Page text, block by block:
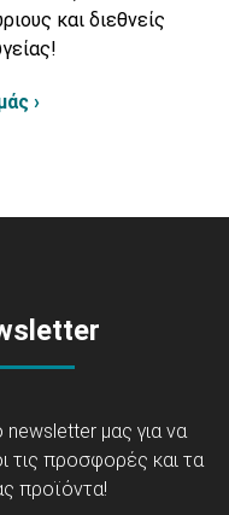
και διεθνείς
›
newsletter μας για να
τις προσφορές και τα
προϊόντα!